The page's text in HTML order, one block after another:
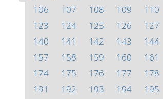
106
107 108 109 110
123
124 125 126 127
140
141 142 143 144
157
158 159 160 161
174
175 176 177 178
191
192 193 194 195